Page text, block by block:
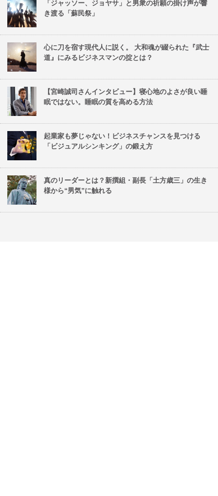
「ジャッソー、ジョヤサ」と男衆の祈願の掛け声が響
き渡る「蘇民祭」
心に刀を宿す現代人に説く。 大和魂が綴られた『武士
道』にみるビジネスマンの掟とは？
【宮崎誠司さんインタビュー】寝心地のよさが良い睡
眠ではない。睡眠の質を高める方法
起業家も夢じゃない！ビジネスチャンスを見つける
「ビジュアルシンキング」の鍛え方
真のリーダーとは？新撰組・副長「土方歳三」の生き
様から“男気”に触れる